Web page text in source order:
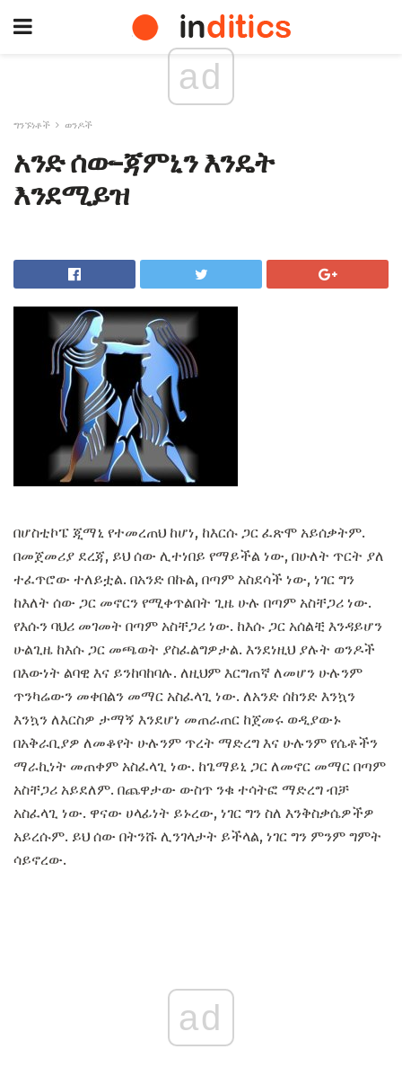
ad
ግንኙነቶች ወንዶች
አንድ ሰው-ጃምኒን እንዴት
እንደሚይዝ
በሆስቲኮፔ ጂማኒ የተመረጠህ ከሆነ, ከእርሱ ጋር ፈጽሞ አይሰቃትም.
በመጀመሪያ ደረጃ, ይህ ሰው ሊተነበይ የማይችል ነው, በሁለት ጥርት ያለ
ተፈጥሮው ተለይቷል. በአንድ በኩል, በጣም አስደሳች ነው, ነገር ግን
ከእለት ሰው ጋር መኖርን የሚቀጥልበት ጊዜ ሁሉ በጣም አስቸጋሪ ነው.
የእሱን ባህሪ መገመት በጣም አስቸጋሪ ነው. ከእሱ ጋር አሰልቺ እንዳይሆን
ሁልጊዜ ከእሱ ጋር መጫወት ያስፈልግዎታል. እንደነዚህ ያሉት ወንዶች
በእውነት ልባዊ እና ይንከባከባሉ. ለዚህም እርግጠኛ ለመሆን ሁሉንም
ጥንካሬውን መቀበልን መማር አስፈላጊ ነው. ለአንድ ሰከንድ እንኳን
እንኳን ለእርስዎ ታማኝ እንደሆነ መጠራጠር ከጀመሩ ወዲያውኑ
በአቅራቢያዎ ለመቆየት ሁሉንም ጥረት ማድረግ እና ሁሉንም የሴቶችን
ማራኪነት መጠቀም አስፈላጊ ነው. ከጌማይኒ ጋር ለመኖር መማር በጣም
አስቸጋሪ አይደለም. በጨዋታው ውስጥ ንቁ ተሳትፎ ማድረግ ብቻ
አስፈላጊ ነው. ዋናው ሀላፊነት ይኑረው, ነገር ግን ስለ እንቅስቃሴዎችዎ
አይረሱም. ይህ ሰው በትንሹ ሊንገላታት ይችላል, ነገር ግን ምንም ግምት
ሳይኖረው.
ad